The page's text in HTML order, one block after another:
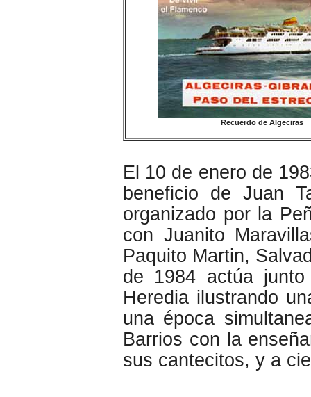
Recuerdo de Algeciras
El 10 de enero de
beneficio de Juan
organizado por la
con Juanito
Paquito Martin,
de 1984 actúa
Heredia ilustrando
una época
Barrios con la
sus cantecitos, y a